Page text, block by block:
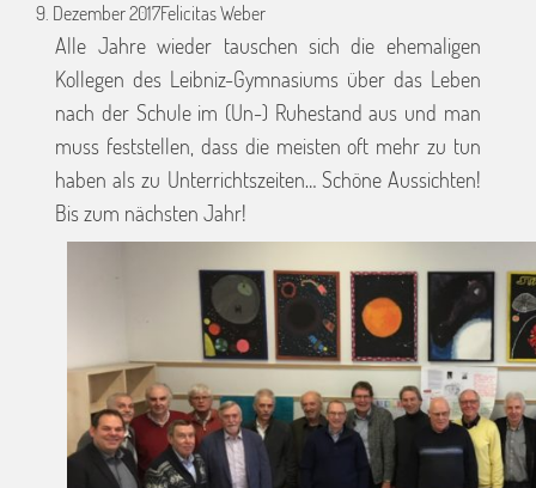
9. Dezember 2017Felicitas Weber
Alle Jahre wieder tauschen sich die ehemaligen
Kollegen des Leibniz-Gymnasiums über das Leben
nach der Schule im (Un-) Ruhestand aus und man
muss feststellen, dass die meisten oft mehr zu tun
haben als zu Unterrichtszeiten… Schöne Aussichten!
Bis zum nächsten Jahr!